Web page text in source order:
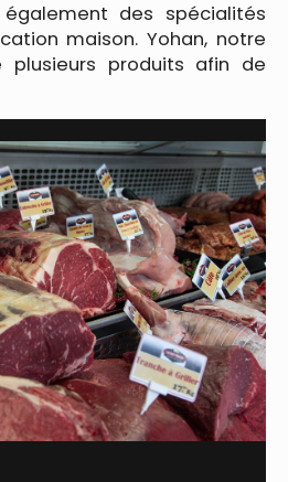
des spécialités
maison. Yohan, notre
plusieurs produits afin de